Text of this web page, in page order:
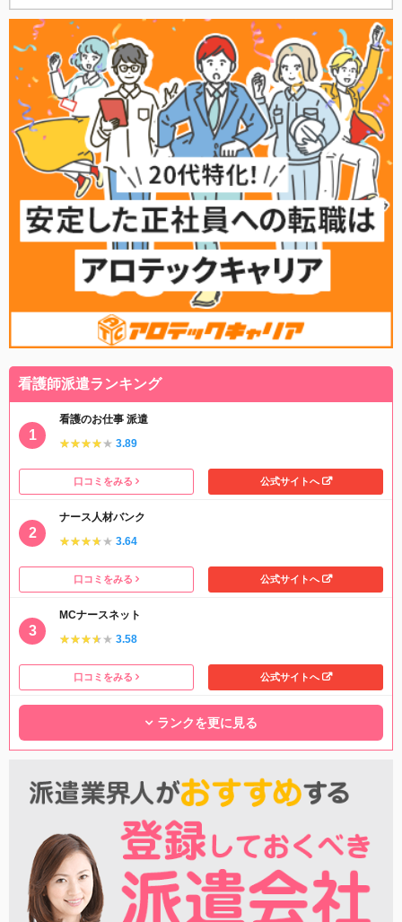
看護師派遣ランキング
看護のお仕事 派遣
★★★★★
★★★★★ 3.89
口コミをみる 公式サイトへ
ナース人材バンク
★★★★★
★★★★★ 3.64
口コミをみる 公式サイトへ
MCナースネット
★★★★★
★★★★★ 3.58
口コミをみる 公式サイトへ
ランクを更に見る